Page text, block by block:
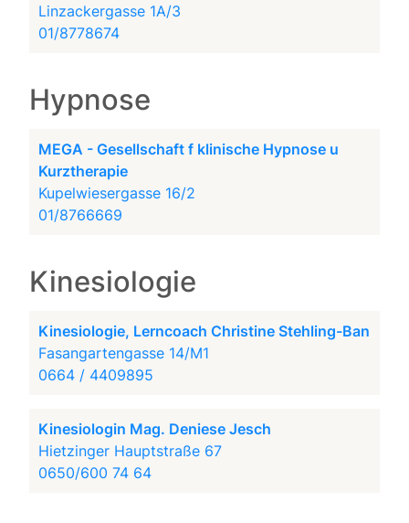
Linzackergasse 1A/3
01/8778674
Hypnose
MEGA - Gesellschaft f klinische Hypnose u
Kurztherapie
Kupelwiesergasse 16/2
01/8766669
Kinesiologie
Kinesiologie, Lerncoach Christine Stehling-Ban
Fasangartengasse 14/M1
0664 / 4409895
Kinesiologin Mag. Deniese Jesch
Hietzinger Hauptstraße 67
0650/600 74 64